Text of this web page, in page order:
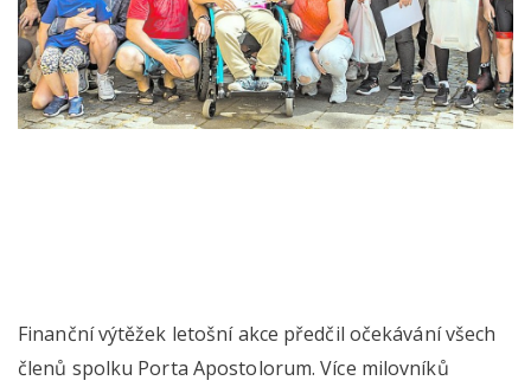
Finanční výtěžek letošní akce předčil očekávání všech
členů spolku Porta Apostolorum. Více milovníků